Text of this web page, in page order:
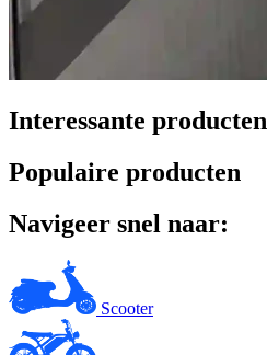
Interessante producten
Populaire producten
Navigeer snel naar:
Scooter